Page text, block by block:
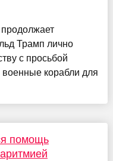
Трамп лично
с просьбой
корабли для
помощь